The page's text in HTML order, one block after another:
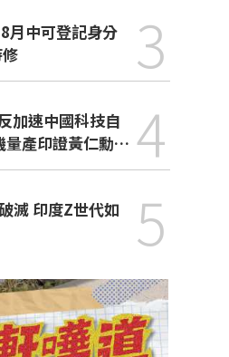
3
產印證黃仁勳觀 4
5